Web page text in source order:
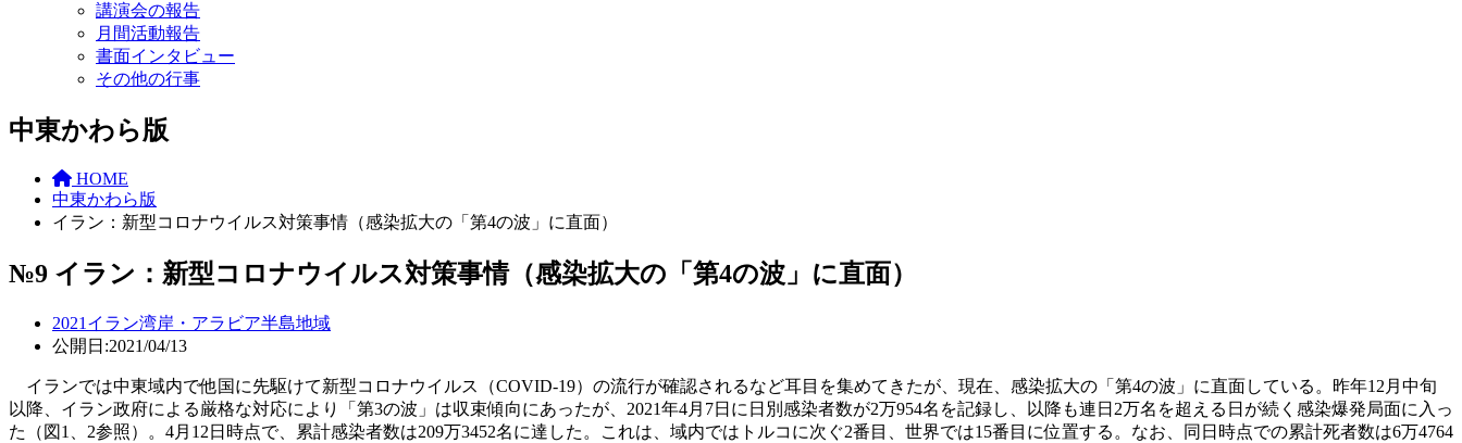
講演会の報告
月間活動報告
書面インタビュー
その他の行事
中東かわら版
HOME
中東かわら版
イラン：新型コロナウイルス対策事情（感染拡大の「第4の波」に直面）
№9 イラン：新型コロナウイルス対策事情（感染拡大の「第4の波」に直面）
2021 イラン湾岸・アラビア半島地域
公開日:2021/04/13
イランでは中東域内で他国に先駆けて新型コロナウイルス（COVID-19）の流行が確認されるなど耳目を集めてきたが、現在、感染拡大の「第4の波」に直面している。昨年12月中旬
以降、イラン政府による厳格な対応により「第3の波」は収束傾向にあったが、2021年4月7日に日別感染者数が2万954名を記録し、以降も連日2万名を超える日が続く感染爆発局面に入っ
た（図1、2参照）。4月12日時点で、累計感染者数は209万3452名に達した。これは、域内ではトルコに次ぐ2番目、世界では15番目に位置する。なお、同日時点での累計死者数は6万4764